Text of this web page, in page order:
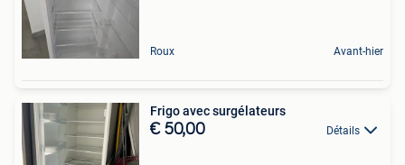
Roux Avant-hier
Frigo avec surgélateurs
€ 50,00 Détails